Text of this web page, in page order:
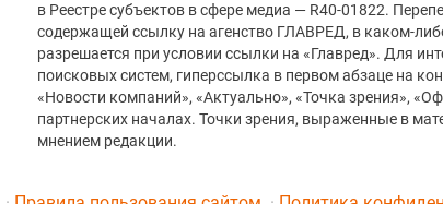
в Реестре cубъектов в сфере медиа — R40-01822.
содержащей ссылку на агенство ГЛАВРЕД, в каком-
разрешается при условии ссылки на «Главред». Для
поисковых систем, гиперссылка в первом абзаце на
«Новости компаний», «Актуально», «Точка зрения»,
партнерских началах. Точки зрения, выраженные в
мнением редакции.